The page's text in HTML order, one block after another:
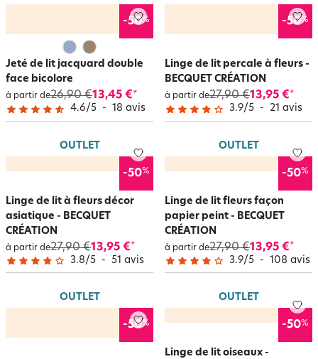
-50%
Jeté de lit jacquard double
face bicolore
à partir de26,90 €13,45 €*
4.6/5 - 18 avis
-50%
Linge de lit percale à fleurs -
BECQUET CRÉATION
à partir de27,90 €13,95 €*
3.9/5 - 21 avis
OUTLET
-50%
Linge de lit à fleurs décor
asiatique - BECQUET
CRÉATION
à partir de27,90 €13,95 €*
3.8/5 - 51 avis
OUTLET
-50%
Linge de lit fleurs façon
papier peint - BECQUET
CRÉATION
à partir de27,90 €13,95 €*
3.9/5 - 108 avis
OUTLET
-50%
OUTLET
-50%
Linge de lit oiseaux -